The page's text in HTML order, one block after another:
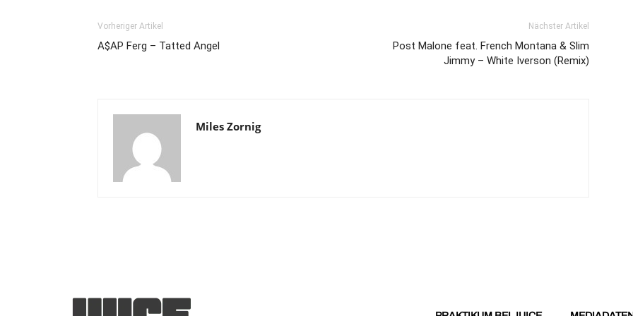
Vorheriger Artikel
A$AP Ferg – Tatted Angel
Nächster Artikel
Post Malone feat. French Montana & Slim
Jimmy – White Iverson (Remix)
Miles Zornig